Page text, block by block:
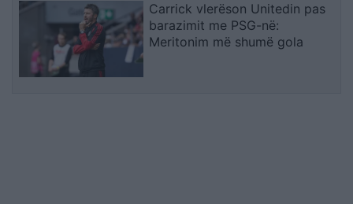
Carrick vlerëson Unitedin pas
barazimit me PSG-në:
Meritonim më shumë gola